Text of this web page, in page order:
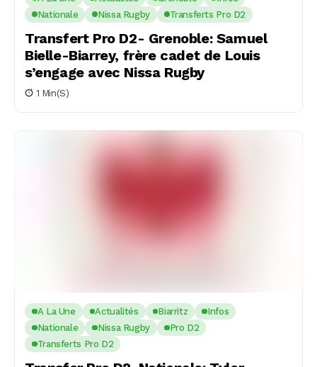
Nationale
Nissa Rugby Transferts Pro D2
Transfert Pro D2- Grenoble: Samuel
Bielle-Biarrey, frère cadet de Louis
s’engage avec Nissa Rugby
1 Min(s)
A La Une Actualités Biarritz
Infos
Nationale
Nissa Rugby
Pro D2
Transferts Pro D2